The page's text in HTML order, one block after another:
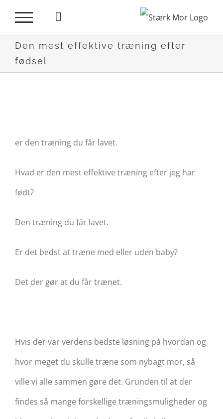
contentDen mest effektive træning efter
fødsel
større
billede
er den træning du får lavet.
Hvad er den mest effektive træning efter jeg har
født?
Den træning du får lavet.
Er det bedst at træne med eller uden baby?
Det der gør at du får trænet.
Hvis der var verdens bedste løsning på hvordan og
hvor meget du skulle træne som nybagt mor, så
ville vi alle sammen gøre det. Grunden til at der
findes så mange forskellige træningsmuligheder og